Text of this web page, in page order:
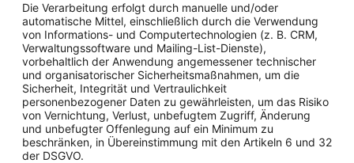
Die Verarbeitung erfolgt durch manuelle und/oder
automatische Mittel, einschließlich durch die Verwendung
von Informations- und Computertechnologien (z. B. CRM,
Verwaltungssoftware und Mailing-List-Dienste),
vorbehaltlich der Anwendung angemessener technischer
und organisatorischer Sicherheitsmaßnahmen, um die
Sicherheit, Integrität und Vertraulichkeit
personenbezogener Daten zu gewährleisten, um das Risiko
von Vernichtung, Verlust, unbefugtem Zugriff, Änderung
und unbefugter Offenlegung auf ein Minimum zu
beschränken, in Übereinstimmung mit den Artikeln 6 und 32
der DSGVO.